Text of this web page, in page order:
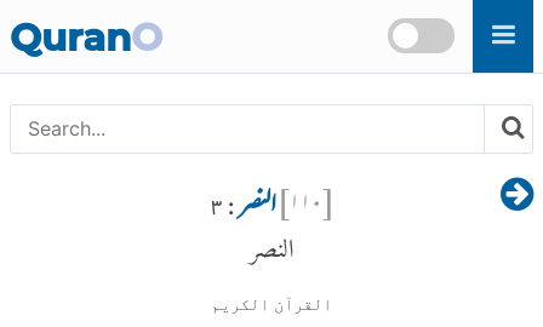
Skip to main content
QuranO
[۱۱۰]النصر : ۳
النصر
القرآن الكريم